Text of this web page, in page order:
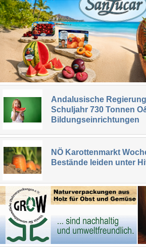
Andalusische
Schuljahr 730 Tonnen
Bildungseinrichtungen
NÖ Karottenmarkt
Bestände leiden unter